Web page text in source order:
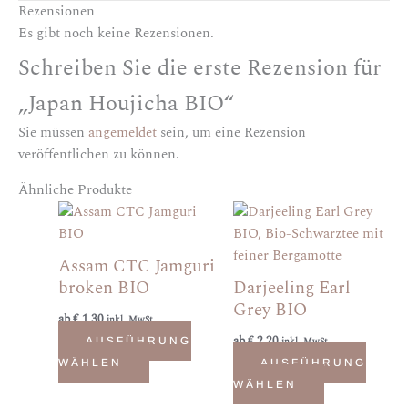
Rezensionen
Es gibt noch keine Rezensionen.
Schreiben Sie die erste Rezension für
„Japan Houjicha BIO“
Sie müssen angemeldet sein, um eine Rezension
veröffentlichen zu können.
Ähnliche Produkte
Assam CTC Jamguri
broken BIO
ab€1,30inkl. MwSt.
AUSFÜHRUNG
WÄHLEN
Dieses
weist
mehrere
auf.
Die
Optionen
können
Darjeeling Earl
Grey BIO
ab€2,20inkl. MwSt.
AUSFÜHRUNG
WÄHLEN
Dieses
Produkt
weist
mehrere
Varianten
Die
Optionen
können
auf